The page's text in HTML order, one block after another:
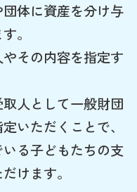
体に資産を分け与
。
その内容を指定す
人として一般財団
いただくことで、
る子どもたちの支
けます。